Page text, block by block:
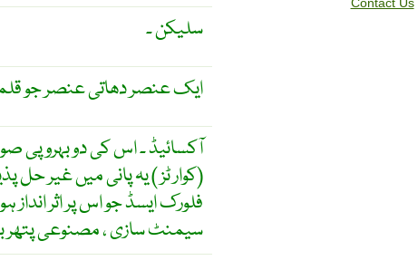
سلیکن ۔
ایک عنصر دھاتی عنصر جو
(کوار ٹز ) یہ پانی میں غیر حل
فلورک ایسڈ جو اس پر اثر
سیمنٹ سازی ، مصنوعی پتھر
Contact Us